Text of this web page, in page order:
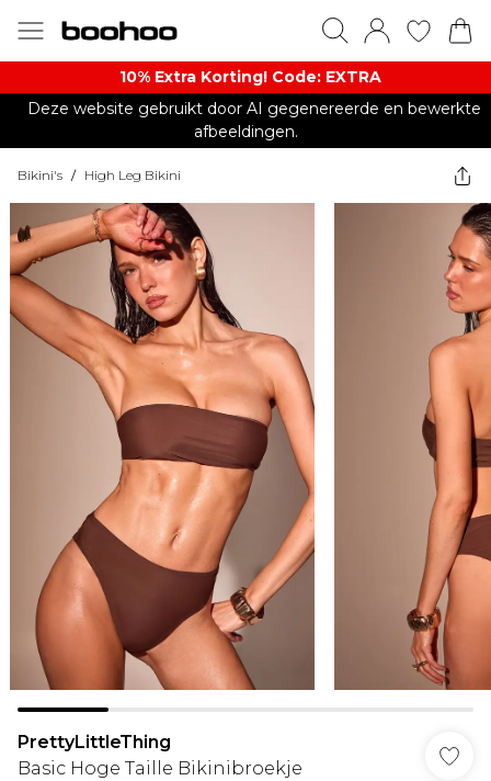
10% Extra Korting! Code: EXTRA​
Deze website gebruikt door AI gegenereerde en bewerkte
afbeeldingen.
Bikini's / High Leg Bikini
PrettyLittleThing
Basic Hoge Taille Bikinibroekje